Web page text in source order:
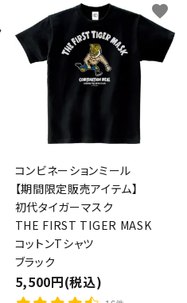
コンビネーションミール
【期間限定販売アイテム】
初代タイガーマスク
THE FIRST TIGER MASK
コットンTシャツ
ブラック
5,500円(税込)
favorite